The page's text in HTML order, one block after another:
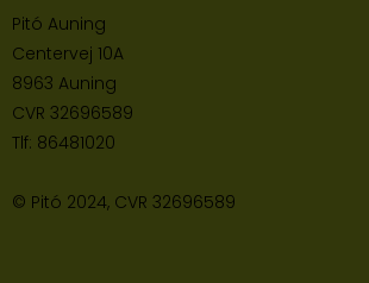
Pitó Auning
Centervej 10A
8963 Auning
CVR 32696589
Tlf: 86481020
© Pitó 2024, CVR 32696589